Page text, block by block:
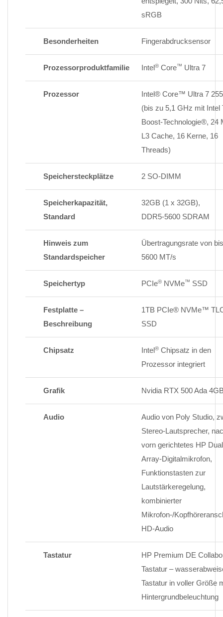
sRGB
Besonderheiten Fingerabdrucksensor
Prozessorproduktfamilie Intel® Core™ Ultra 7
Prozessor
Intel® Core™ Ultra 7
(bis zu 5,1 GHz mit Intel
Boost-Technologie®, 24
L3 Cache, 16 Kerne, 16
Threads)
Speichersteckplätze 2 SO-DIMM
Speicherkapazität,
Standard
32GB (1 x 32GB),
DDR5-5600 SDRAM
Hinweis zum
Standardspeicher
Übertragungsrate von
5600 MT/s
Speichertyp PCIe® NVMe™ SSD
Festplatte –
Beschreibung
1TB PCIe® NVMe™
SSD
Chipsatz Intel® Chipsatz in den
Prozessor integriert
Grafik Nvidia RTX 500 Ada
Audio
Audio von Poly Studio,
Stereo-Lautsprecher,
vorn gerichtetes HP Dual
Array-Digitalmikrofon,
Funktionstasten zur
Lautstärkeregelung,
kombinierter
Mikrofon-/
HD-Audio
Tastatur
HP Premium DE
Tastatur –
Tastatur in voller Größe
Hintergrundbeleuchtung